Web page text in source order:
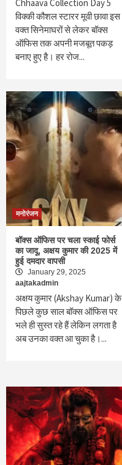
Chhaava Collection Day 5
विक्की कौशल स्टारर मूवी छावा इस
वक्त सिनेमाघरों से लेकर बॉक्स
ऑफिस तक अपनी मजबूत पकड़
बनाए हुए है। हर रोज...
मनोरंजन
बॉक्स ऑफिस पर चला स्काई फोर्स
का जादू, अक्षय कुमार की 2025 में
हुई दमदार वापसी
January 29, 2025
aajtakadmin
अक्षय कुमार (Akshay Kumar) के
पिछले कुछ साल बॉक्स ऑफिस पर
भले ही सुस्त रहे हैं लेकिन लगता है
अब उनका वक्त आ चुका है।...